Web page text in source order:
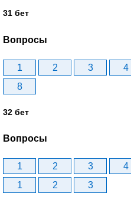
31 бет
Вопросы
1 2 3 4
8
32 бет
Вопросы
1 2 3 4
1
2 3